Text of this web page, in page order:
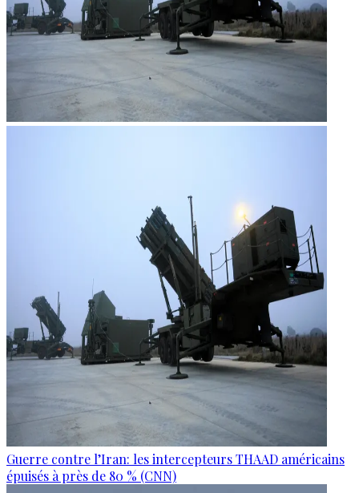
Guerre contre l’Iran: les intercepteurs THAAD américains
épuisés à près de 80 % (CNN)